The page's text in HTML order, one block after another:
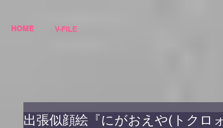
HOME V-FILE
出張似顔絵『にがおえや(トクロ